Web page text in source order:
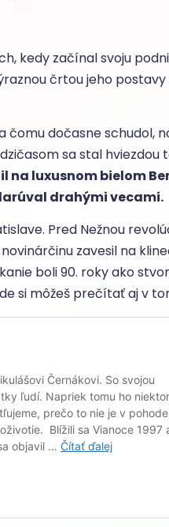
kedy začínal svoju
črtou jeho postavy
čomu dočasne schudol,
sa stal hviezdou
na luxusnom bielom
drahými vecami.
Pred Nežnou
zavesil na
boli 90. roky ako
si môžeš prečítať aj v